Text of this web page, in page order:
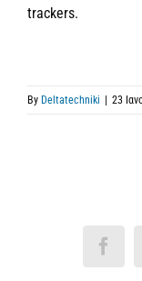
trackers.
By Deltatechniki 23